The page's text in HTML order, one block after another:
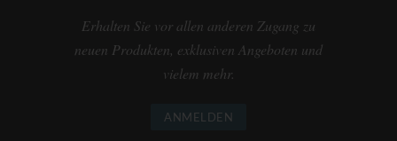
Erhalten Sie vor allen anderen Zugang zu
neuen Produkten, exklusiven Angeboten und
vielem mehr.
ANMELDEN